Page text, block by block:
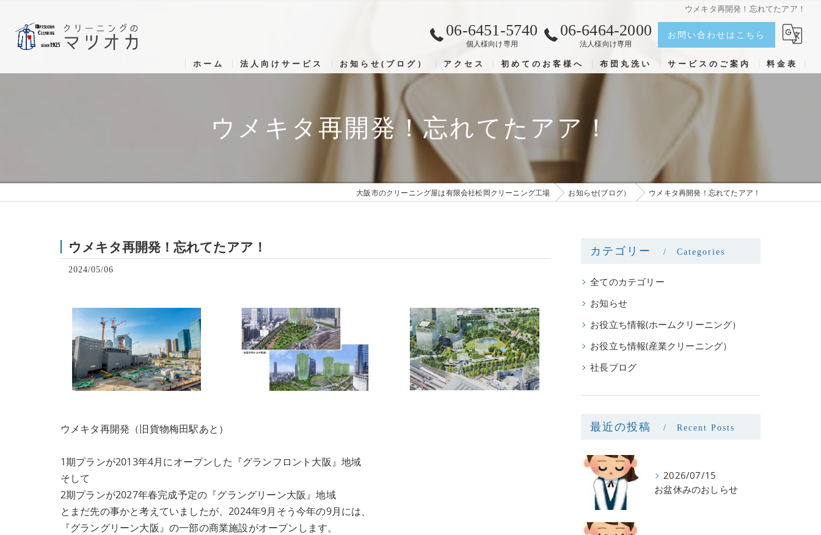
ウメキタ再開発！忘れてたアア！
06-6451-5740
個人様向け専用
06-6464-2000
法人様向け専用
お問い合わせはこちら
ホーム 法人向けサービス お知らせ(ブログ） アクセス 初めてのお客様へ 布団丸洗い サービスのご案内 料金表
ウメキタ再開発！忘れてたアア！
大阪市のクリーニング屋は有限会社松岡クリーニング工場 お知らせ(ブログ） ウメキタ再開発！忘れてたアア！
ウメキタ再開発！忘れてたアア！
2024/05/06
ウメキタ再開発（旧貨物梅田駅あと）
1期プランが2013年4月にオープンした『グランフロント大阪』地域
そして
2期プランが2027年春完成予定の『グラングリーン大阪』地域
とまだ先の事かと考えていましたが、2024年9月そう今年の9月には、
『グラングリーン大阪』の一部の商業施設がオープンします。
カテゴリー Categories
全てのカテゴリー
お知らせ
お役立ち情報(ホームクリーニング）
お役立ち情報(産業クリーニング）
社長ブログ
最近の投稿 Recent Posts
2026/07/15
お盆休みのおしらせ